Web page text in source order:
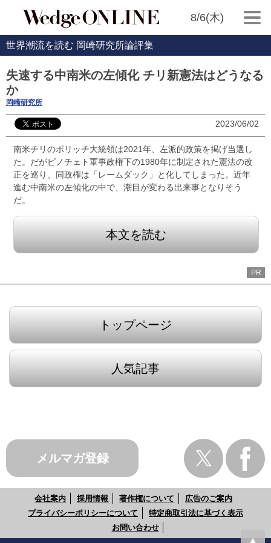
8/6(木)
世界潮流を読む 岡崎研究所論評集
失速する中南米の左傾化 チリ新憲法はどうなる
か
岡崎研究所
2023/06/02
南米チリのボリッチ大統領は2021年、左派的政策を掲げ当選し
た。だがピノチェト軍事政権下の1980年に制定された憲法の改
正を巡り、同政権は「レームダック」と化してしまった。近年
進む中南米の左傾化の中で、潮目が変わる出来事となりそう
だ。
本文を読む
PR
トップページ
人気記事
メルマガ登録
会社案内 採用情報 著作権について
広告のご案内
プライバシーポリシーについて
特定商取引法に基づく表示
お問い合わせ